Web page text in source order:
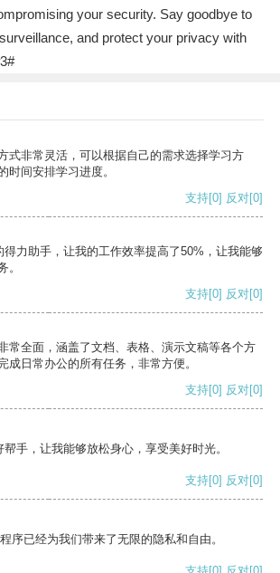
your security. Say goodbye to
and protect your privacy with
式非常灵活，可以根据自己的需求选择学习方
时间安排学习进度。
支持[0] 反对[0]
得力助手，让我的工作效率提高了50%，让我能够
。
支持[0] 反对[0]
常全面，涵盖了文档、表格、演示文稿等各个方
成日常办公的所有任务，非常方便。
支持[0] 反对[0]
手，让我能够放松身心，享受美好时光。
支持[0] 反对[0]
序已经为我们带来了无限的隐私和自由。